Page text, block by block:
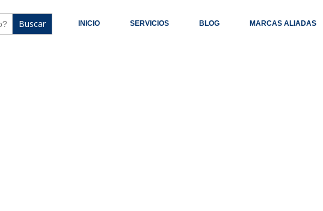
INICIO SERVICIOS BLOG MARCAS ALIADAS